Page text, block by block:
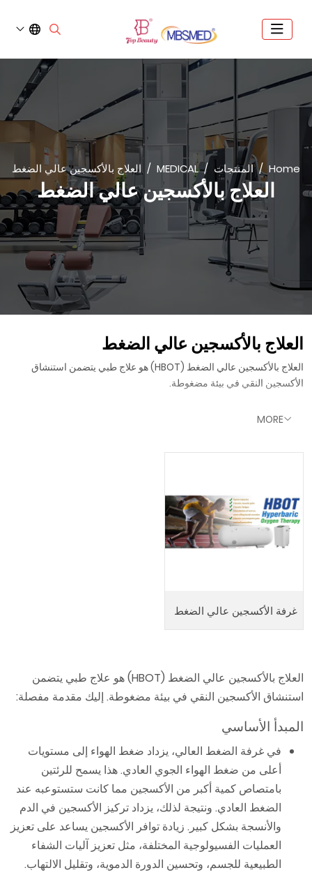
Home المنتجات MEDICAL العلاج بالأكسجين عالي الضغط
العلاج بالأكسجين عالي الضغط
العلاج بالأكسجين عالي الضغط
العلاج بالأكسجين عالي الضغط (HBOT) هو علاج طبي يتضمن استنشاق
الأكسجين النقي في بيئة مضغوطة.
MORE
غرفة الأكسجين عالي الضغط
العلاج بالأكسجين عالي الضغط (HBOT) هو علاج طبي يتضمن
استنشاق الأكسجين النقي في بيئة مضغوطة. إليك مقدمة مفصلة:
المبدأ الأساسي
في غرفة الضغط العالي، يزداد ضغط الهواء إلى مستويات
أعلى من ضغط الهواء الجوي العادي. هذا يسمح للرئتين
بامتصاص كمية أكبر من الأكسجين مما كانت ستستوعبه عند
الضغط العادي. ونتيجة لذلك، يزداد تركيز الأكسجين في الدم
والأنسجة بشكل كبير. زيادة توافر الأكسجين يساعد على تعزيز
العمليات الفسيولوجية المختلفة، مثل تعزيز آليات الشفاء
الطبيعية للجسم، وتحسين الدورة الدموية، وتقليل الالتهاب.